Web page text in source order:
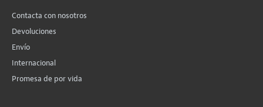
Contacta con nosotros
Devoluciones
Envío
Internacional
Promesa de por vida